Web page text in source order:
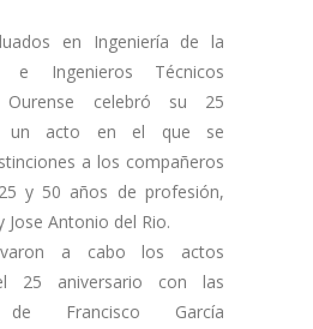
en Ingeniería de la
e Ingenieros Técnicos
Ourense celebró su 25
un acto en el que se
a los compañeros
y 50 años de profesión,
Jose Antonio del Rio.
a cabo los actos
25 aniversario con las
de Francisco García